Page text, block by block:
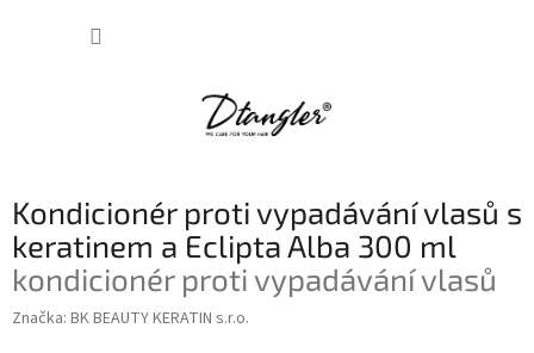
Kondicionér proti vypadávání vlasů s
keratinem a Eclipta Alba 300 ml
kondicionér proti vypadávání vlasů
Značka: BK BEAUTY KERATIN s.r.o.